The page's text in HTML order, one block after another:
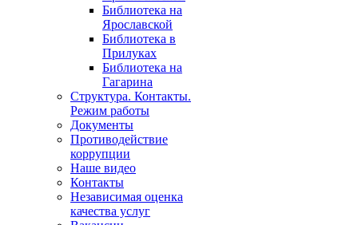
Библиотека на
Ярославской
Библиотека в
Прилуках
Библиотека на
Гагарина
Структура. Контакты.
Режим работы
Документы
Противодействие
коррупции
Наше видео
Контакты
Независимая оценка
качества услуг